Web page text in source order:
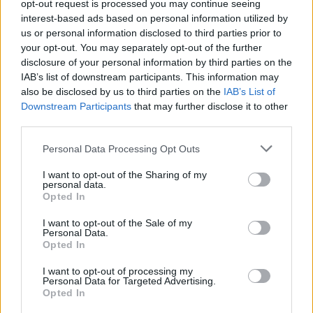
opt-out request is processed you may continue seeing
interest-based ads based on personal information utilized by
us or personal information disclosed to third parties prior to
your opt-out. You may separately opt-out of the further
disclosure of your personal information by third parties on the
IAB’s list of downstream participants. This information may
also be disclosed by us to third parties on the IAB’s List of
Downstream Participants that may further disclose it to other
Personal Data Processing Opt Outs
I want to opt-out of the Sharing of my
personal data.
Opted In
I want to opt-out of the Sale of my
Personal Data.
Opted In
I want to opt-out of processing my
Personal Data for Targeted Advertising.
Opted In
l’ospitalità e adASA, Associazione Stampa
Agroalimentareper l’impeccabile organizzazione diCoffee
Reload, evento che ha registrato un’affluenza viva,
Coffee Reload: pubblico, cultura e trasparenza
degustare i loro specialty coffee, raccontandoli con quella
competenza e trasparenzache sono diventati i valori
guida dell’evento, emersi con forza anche nei numerosi talk